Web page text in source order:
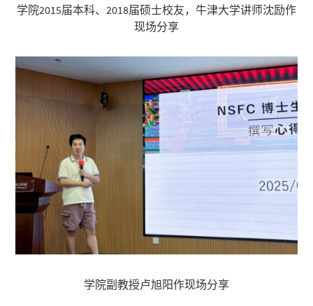
学院2015届本科、2018届硕士校友，牛津大学讲师沈励作
现场分享
学院副教授卢旭阳作现场分享